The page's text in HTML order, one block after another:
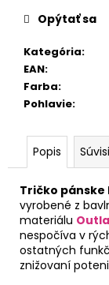
Kategória:
EAN:
Farba:
Pohlavie:
Opýtať sa
Popis
Tričko pánske
vyrobené z
materiálu
nespočíva v
ostatných
znižovaní